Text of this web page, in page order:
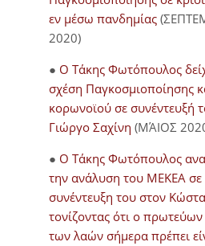
ΤΕΜΠΗ: Συστημικό έγκλημα
χωρίς τιμωρία; (του Τάκη
Φωτόπουλου)
20/03/2023
εν μέσω πανδημίας
2020)
● Ο Τάκης Φωτόπουλος
σχέση Παγκοσμιοποίησης
κορωνοϊού σε συνέντευξή
Γιώργο Σαχίνη (ΜΆΙΟΣ
● O Τάκης Φωτόπουλος
την ανάλυση του ΜΕΚΕΑ σε
συνέντευξη του στον
τονίζοντας ότι ο
των λαών σήμερα πρέπει